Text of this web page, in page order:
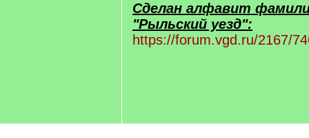
Сделан алфавит
"Рыльский уезд":
https://forum.vgd.ru/2167/